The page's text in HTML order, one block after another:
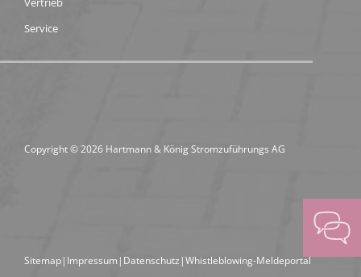
Service
Copyright © 2026 Hartmann & König Stromzuführungs AG
Sitemap Impressum Datenschutz Whistleblowing-Meldeportal